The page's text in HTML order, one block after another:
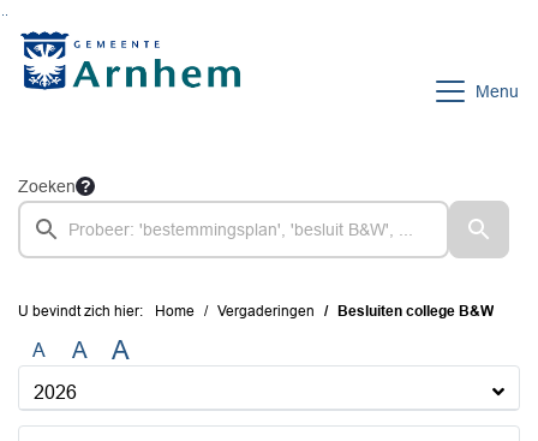
Menu
Zoeken
U bevindt zich hier: Home Vergaderingen Besluiten college B&W
A A A
2026